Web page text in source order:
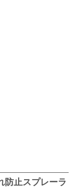
防止スプレーラ